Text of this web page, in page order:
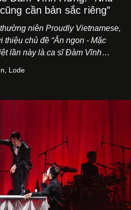
cần bản sắc riêng”
niên Proudly Vietnamese,
thiệu chủ đề “Ăn ngon - Mặc
lần này là ca sĩ Đàm Vĩnh
ấn Indochine hoài niệm, thu
Lode